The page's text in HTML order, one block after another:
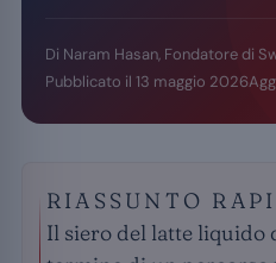
Di Naram Hasan, Fondatore di
Pubblicato il 13 maggio 2026
RIASSUNTO
Il siero del latte liquido